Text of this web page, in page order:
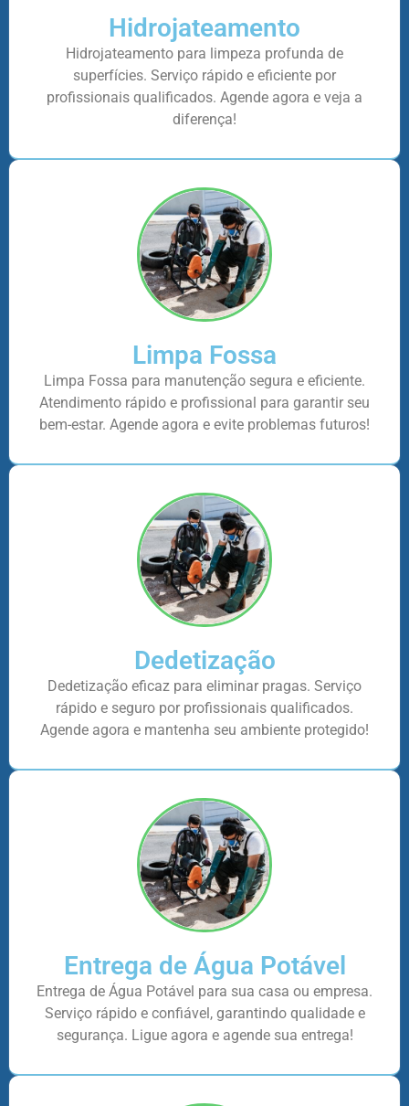
Hidrojateamento
Hidrojateamento para limpeza profunda de
superfícies. Serviço rápido e eficiente por
profissionais qualificados. Agende agora e veja a
diferença!
Limpa Fossa
Limpa Fossa para manutenção segura e eficiente.
Atendimento rápido e profissional para garantir seu
bem-estar. Agende agora e evite problemas futuros!
Dedetização
Dedetização eficaz para eliminar pragas. Serviço
rápido e seguro por profissionais qualificados.
Agende agora e mantenha seu ambiente protegido!
Entrega de Água Potável
Entrega de Água Potável para sua casa ou empresa.
Serviço rápido e confiável, garantindo qualidade e
segurança. Ligue agora e agende sua entrega!